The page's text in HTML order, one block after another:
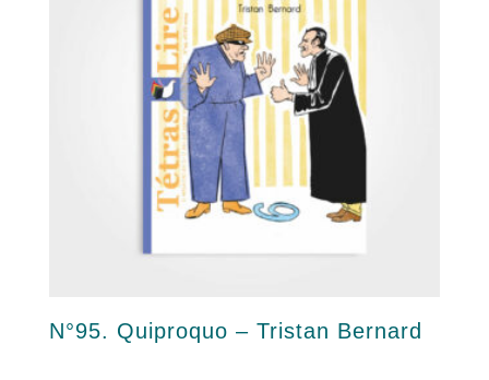
N°95. Quiproquo – Tristan Bernard